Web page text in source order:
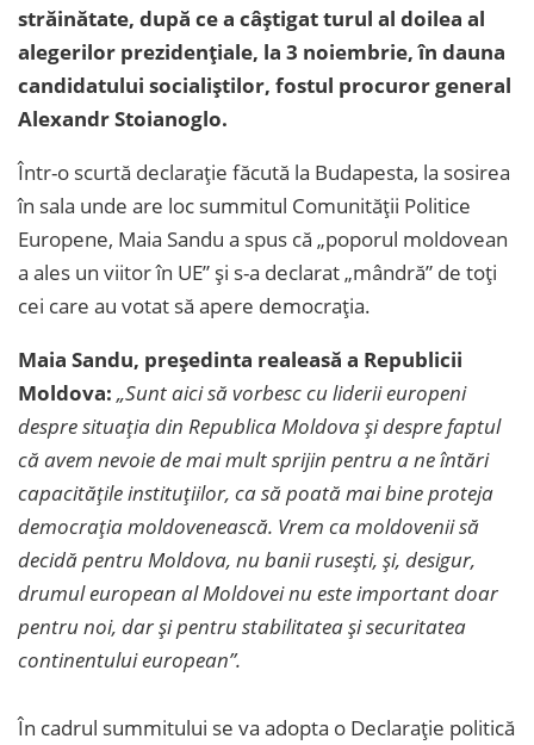
străinătate, după ce a câștigat turul al doilea al
alegerilor prezidențiale, la 3 noiembrie, în dauna
candidatului socialiștilor, fostul procuror general
Alexandr Stoianoglo.
Într-o scurtă declarație făcută la Budapesta, la sosirea
în sala unde are loc summitul Comunității Politice
Europene, Maia Sandu a spus că „poporul moldovean
a ales un viitor în UE” și s-a declarat „mândră” de toți
cei care au votat să apere democrația.
Maia Sandu, președinta realeasă a Republicii
Moldova: „Sunt aici să vorbesc cu liderii europeni
despre situația din Republica Moldova și despre faptul
că avem nevoie de mai mult sprijin pentru a ne întări
capacitățile instituțiilor, ca să poată mai bine proteja
democrația moldovenească. Vrem ca moldovenii să
decidă pentru Moldova, nu banii rusești, și, desigur,
drumul european al Moldovei nu este important doar
pentru noi, dar și pentru stabilitatea și securitatea
continentului european”.
În cadrul summitului se va adopta o Declarație politică